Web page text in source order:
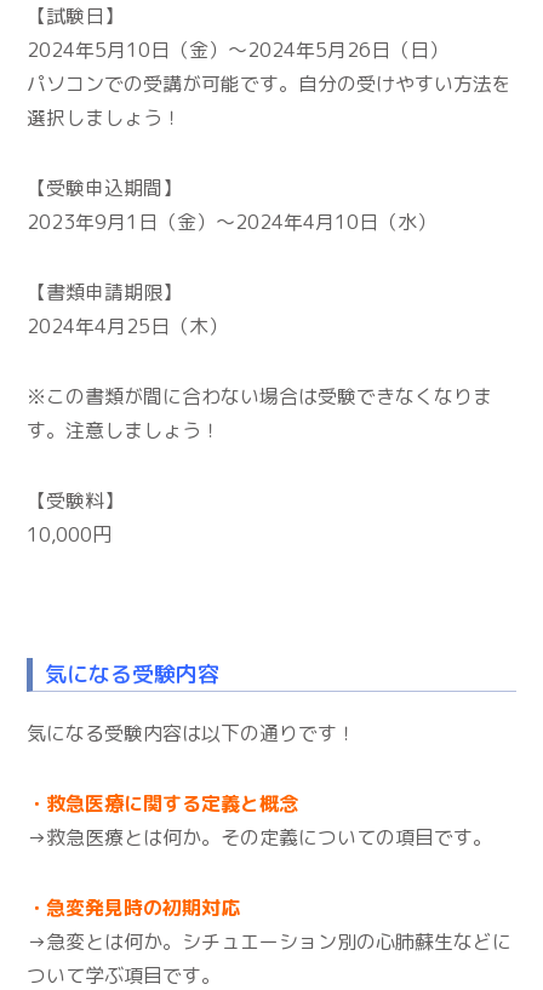
【試験日】
2024年5月10日（金）〜2024年5月26日（日）
パソコンでの受講が可能です。自分の受けやすい方法を
選択しましょう！
【受験申込期間】
2023年9月1日（金）〜2024年4月10日（水）
【書類申請期限】
2024年4月25日（木）
※この書類が間に合わない場合は受験できなくなりま
す。注意しましょう！
【受験料】
10,000円
気になる受験内容
気になる受験内容は以下の通りです！
・救急医療に関する定義と概念
→救急医療とは何か。その定義についての項目です。
・急変発見時の初期対応
→急変とは何か。シチュエーション別の心肺蘇生などに
ついて学ぶ項目です。